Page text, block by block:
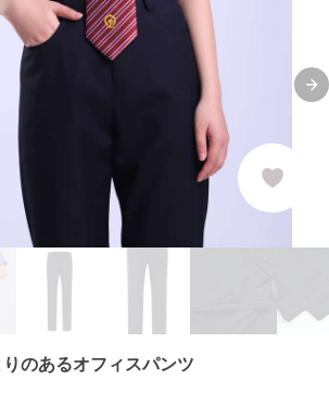
のあるオフィスパンツ